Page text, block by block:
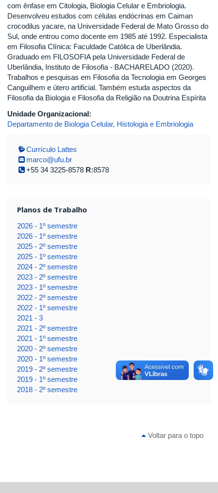
com ênfase em Citologia, Biologia Celular e Embriologia.
Desenvolveu estudos com células endócrinas em Caiman
crocodilus yacare, na Universidade Federal de Mato Grosso do
Sul, onde entrou como docente em 1985 até 1992. Especialista
em Filosofia Clínica: Faculdade Católica de Uberlândia.
Graduado em FILOSOFIA pela Universidade Federal de
Uberlândia, Instituto de Filosofia - BACHARELADO (2020).
Trabalhos e pesquisas em Filosofia da Tecnologia em Georges
Canguilhem e útero artificial. Também estuda aspectos da
Filosofia da Biologia e Filosofia da Religião na Doutrina Espírita
Unidade Organizacional:
Departamento de Biologia Celular, Histologia e Embriologia
Currículo Lattes
marco@ufu.br
+55 34 3225-8578 R:8578
Planos de Trabalho
2026 - 1º semestre
2026 - 1º semestre
2025 - 2º semestre
2025 - 1º semestre
2024 - 2º semestre
2023 - 2º semestre
2023 - 1º semestre
2022 - 2º semestre
2022 - 1º semestre
2021 - 3
2021 - 2º semestre
2021 - 1º semestre
2020 - 2º semestre
2020 - 1º semestre
2019 - 2º semestre
2019 - 1º semestre
2018 - 2º semestre
Voltar para o topo